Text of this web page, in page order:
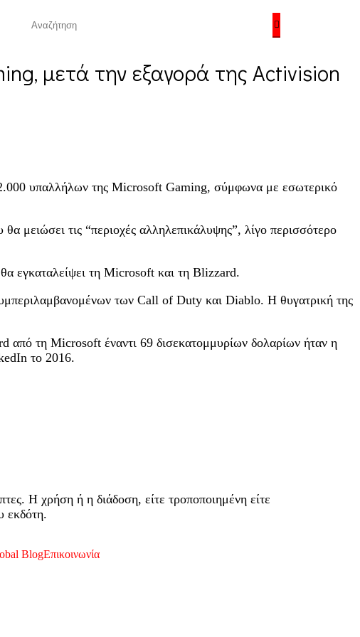
μετά την εξαγορά της Activision
υπαλλήλων της Microsoft Gaming, σύμφωνα με εσωτερικό
μειώσει τις “περιοχές αλληλεπικάλυψης”, λίγο περισσότερο
εγκαταλείψει τη Microsoft και τη Blizzard.
των Call of Duty και Diablo. Η θυγατρική της
τη Microsoft έναντι 69 δισεκατομμυρίων δολαρίων ήταν η
το 2016.
Η χρήση ή η διάδοση, είτε τροποποιημένη είτε
εκδότη.
BlogΕπικοινωνία